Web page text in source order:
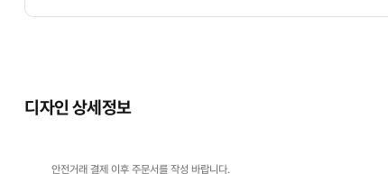
디자인 상세정보
안전거래 결제 이후 주문서를 작성 바랍니다.